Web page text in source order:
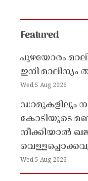
Featured
പുഴയോരം
ഇനി മാലിന്യം
Wed,5 Aug 2026
ഡാമുകളിലും
കോടിയുടെ
നീക്കിയാൽ
Wed,5 Aug 2026